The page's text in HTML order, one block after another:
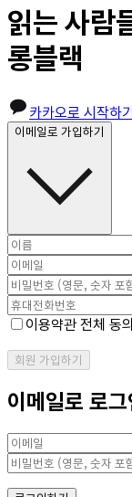
읽는 사람
롱블랙
카카오로 시작하기
이메일로 가입하기
이용약관 전체 동의
회원 가입하기
이메일로 로그